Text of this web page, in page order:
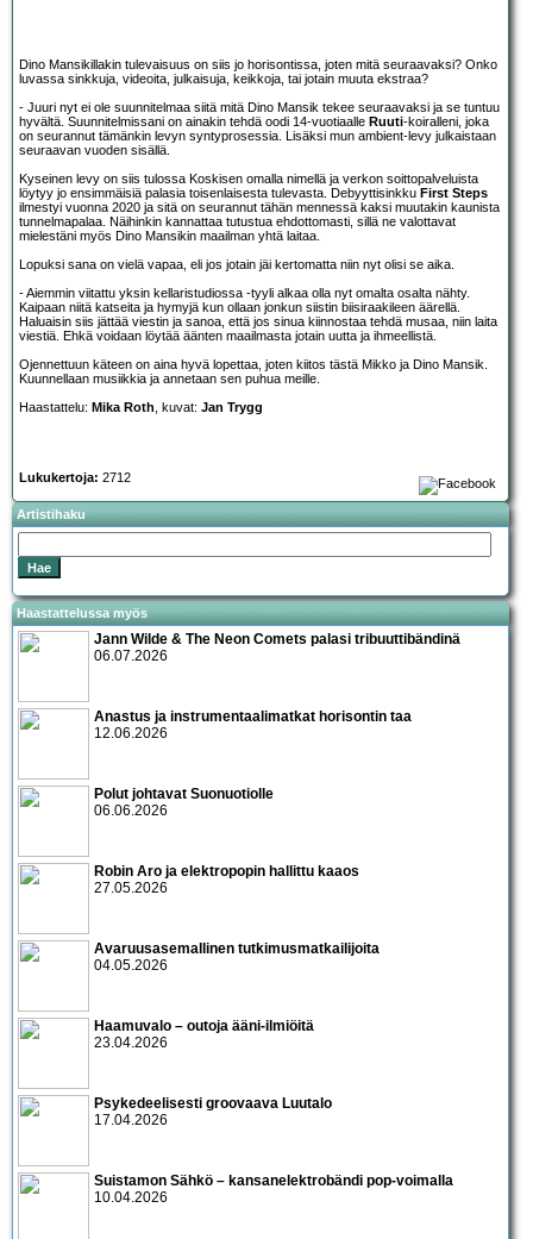
Dino Mansikillakin tulevaisuus on siis jo horisontissa, joten mitä seuraavaksi? Onko
luvassa sinkkuja, videoita, julkaisuja, keikkoja, tai jotain muuta ekstraa?
- Juuri nyt ei ole suunnitelmaa siitä mitä Dino Mansik tekee seuraavaksi ja se tuntuu
hyvältä. Suunnitelmissani on ainakin tehdä oodi 14-vuotiaalle Ruuti-koiralleni, joka
on seurannut tämänkin levyn syntyprosessia. Lisäksi mun ambient-levy julkaistaan
seuraavan vuoden sisällä.
Kyseinen levy on siis tulossa Koskisen omalla nimellä ja verkon soittopalveluista
löytyy jo ensimmäisiä palasia toisenlaisesta tulevasta. Debyyttisinkku First Steps
ilmestyi vuonna 2020 ja sitä on seurannut tähän mennessä kaksi muutakin kaunista
tunnelmapalaa. Näihinkin kannattaa tutustua ehdottomasti, sillä ne valottavat
mielestäni myös Dino Mansikin maailman yhtä laitaa.
Lopuksi sana on vielä vapaa, eli jos jotain jäi kertomatta niin nyt olisi se aika.
- Aiemmin viitattu yksin kellaristudiossa -tyyli alkaa olla nyt omalta osalta nähty.
Kaipaan niitä katseita ja hymyjä kun ollaan jonkun siistin biisiraakileen äärellä.
Haluaisin siis jättää viestin ja sanoa, että jos sinua kiinnostaa tehdä musaa, niin laita
viestiä. Ehkä voidaan löytää äänten maailmasta jotain uutta ja ihmeellistä.
Ojennettuun käteen on aina hyvä lopettaa, joten kiitos tästä Mikko ja Dino Mansik.
Kuunnellaan musiikkia ja annetaan sen puhua meille.
Haastattelu: Mika Roth, kuvat: Jan Trygg
Lukukertoja: 2712
Artistihaku
Haastattelussa myös
Jann Wilde & The Neon Comets palasi tribuuttibändinä
06.07.2026
Anastus ja instrumentaalimatkat horisontin taa
12.06.2026
Polut johtavat Suonuotiolle
06.06.2026
Robin Aro ja elektropopin hallittu kaaos
27.05.2026
Avaruusasemallinen tutkimusmatkailijoita
04.05.2026
Haamuvalo – outoja ääni-ilmiöitä
23.04.2026
Psykedeelisesti groovaava Luutalo
17.04.2026
Suistamon Sähkö – kansanelektrobändi pop-voimalla
10.04.2026